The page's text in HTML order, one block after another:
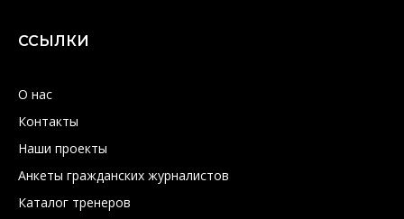
ССЫЛКИ
О нас
Контакты
Наши проекты
Анкеты гражданских журналистов
Каталог тренеров